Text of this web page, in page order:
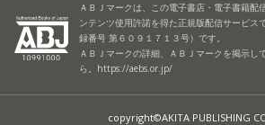
ＡＢＪマークは、この電子書店・電子書籍配
ンテンツ使用許諾を得た正規版配信サービス
録番号 第６０９１７１３号）です。
ＡＢＪマークの詳細、ＡＢＪマークを掲示し
ら。 https://aebs.or.jp/
copyright©AKITA PUBLISHING